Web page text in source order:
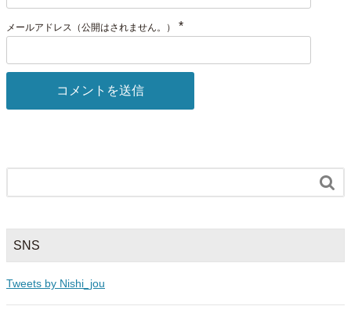
メールアドレス（公開はされません。） *

SNS
Tweets by Nishi_jou